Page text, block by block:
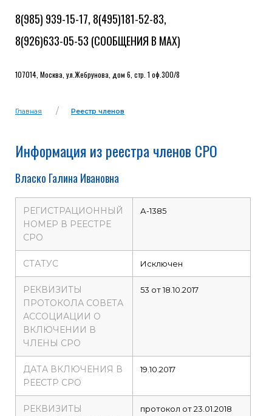
8(985) 939-15-17, 8(495)181-52-83,
8(926)633-05-53 (СООБЩЕНИЯ В MAX)
107014, Москва, ул.Жебрунова, дом 6, стр. 1 оф.300/8
Главная Реестр членов
Информация из реестра членов СРО
Власко Галина Ивановна
РЕГИСТРАЦИОННЫЙ
НОМЕР В РЕЕСТРЕ
СРО
А-1385
СТАТУС Исключен
РЕКВИЗИТЫ
ПРОТОКОЛА СОВЕТА
АССОЦИАЦИИ О
ВКЛЮЧЕНИИ В
ЧЛЕНЫ СРО
53 от 18.10.2017
ДАТА ВКЛЮЧЕНИЯ В
РЕЕСТР СРО
19.10.2017
РЕКВИЗИТЫ
протокол от 23.01.2018